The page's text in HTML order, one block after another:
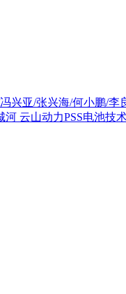
兴亚/张兴海/何小鹏/李
云山动力PSS电池技